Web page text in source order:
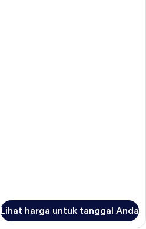
Lihat harga untuk tanggal Anda